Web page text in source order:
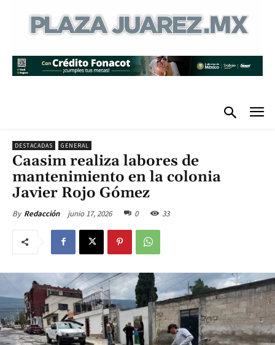
DESTACADAS GENERAL
Caasim realiza labores de
mantenimiento en la colonia
Javier Rojo Gómez
By Redacción junio 17, 2026 0 33